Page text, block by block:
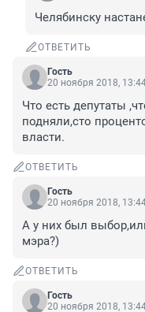
Челябинску
ОТВЕТИТЬ
Гость
20 ноября 2018,
Что есть депутаты
подняли,сто
власти.
ОТВЕТИТЬ
Гость
20 ноября 2018,
А у них был
мэра?)
ОТВЕТИТЬ
Гость
20 ноября 2018,